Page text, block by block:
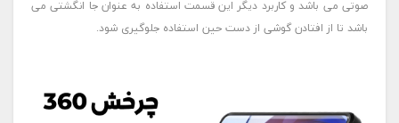
صوتی می باشد و کاربرد دیگر این قسمت استفاده به عنوان جا انگشتی می
باشد تا از افتادن گوشی از دست حین استفاده جلوگیری شود.